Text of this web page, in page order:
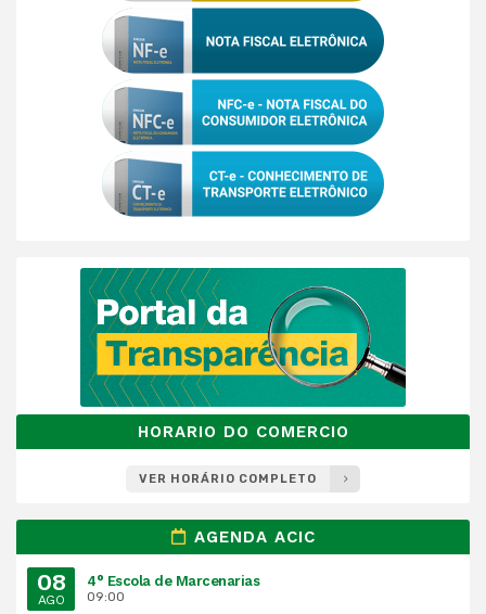
HORARIO DO COMERCIO
VER HORÁRIO COMPLETO
AGENDA ACIC
08
AGO
4° Escola de Marcenarias
09:00